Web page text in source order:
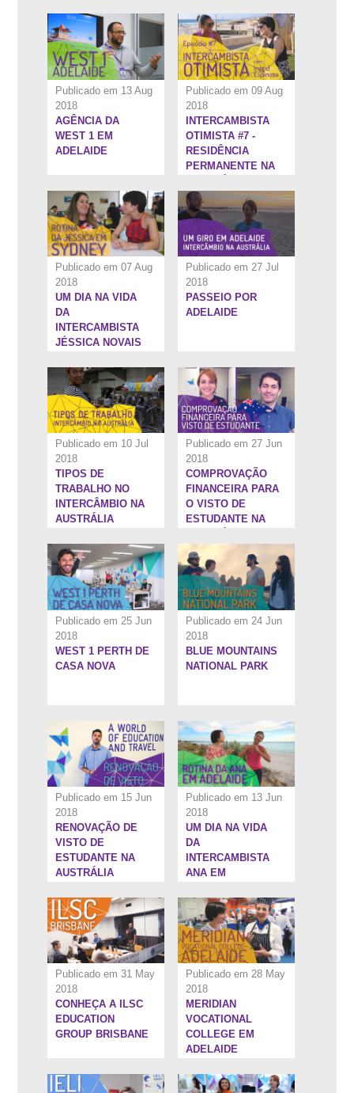
Publicado em 13 Aug
2018
AGÊNCIA DA
WEST 1 EM
ADELAIDE
Publicado em 09 Aug
2018
INTERCAMBISTA
OTIMISTA #7 -
RESIDÊNCIA
PERMANENTE NA
Publicado em 07 Aug
2018
UM DIA NA VIDA
DA
INTERCAMBISTA
JÉSSICA NOVAIS
Publicado em 27 Jul
2018
PASSEIO POR
ADELAIDE
Publicado em 10 Jul
2018
TIPOS DE
TRABALHO NO
INTERCÂMBIO NA
AUSTRÁLIA
Publicado em 27 Jun
2018
COMPROVAÇÃO
FINANCEIRA PARA
O VISTO DE
ESTUDANTE NA
Publicado em 25 Jun
2018
2:37''
WEST 1 PERTH DE
CASA NOVA
Publicado em 24 Jun
2018
13:11''
BLUE MOUNTAINS
NATIONAL PARK
Publicado em 15 Jun
2018
RENOVAÇÃO DE
VISTO DE
ESTUDANTE NA
AUSTRÁLIA
Publicado em 13 Jun
2018
9:12''
UM DIA NA VIDA
DA
INTERCAMBISTA
ANA EM
Publicado em 31 May
2018
CONHEÇA A ILSC
EDUCATION
GROUP BRISBANE
Publicado em 28 May
2018
MERIDIAN
VOCATIONAL
COLLEGE EM
ADELAIDE